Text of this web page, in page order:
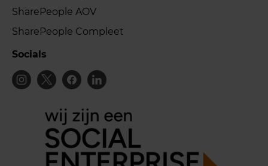
SharePeople AOV
SharePeople Compleet
Socials